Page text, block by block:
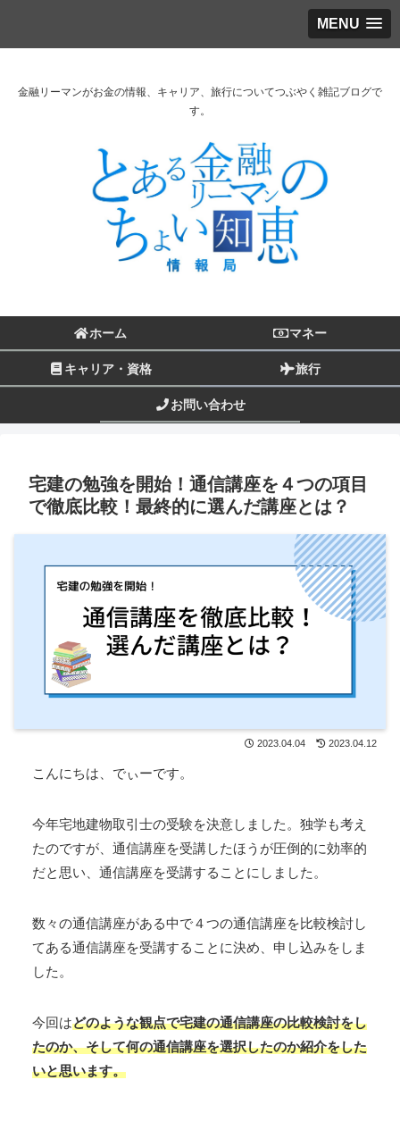
MENU
金融リーマンがお金の情報、キャリア、旅行についてつぶやく雑記ブログで
す。
ホーム マネー
キャリア・資格 旅行
お問い合わせ
宅建の勉強を開始！通信講座を４つの項目
で徹底比較！最終的に選んだ講座とは？
2023.04.04 2023.04.12
こんにちは、でぃーです。
今年宅地建物取引士の受験を決意しました。独学も考え
たのですが、通信講座を受講したほうが圧倒的に効率的
だと思い、通信講座を受講することにしました。
数々の通信講座がある中で４つの通信講座を比較検討し
てある通信講座を受講することに決め、申し込みをしま
した。
今回はどのような観点で宅建の通信講座の比較検討をし
たのか、そして何の通信講座を選択したのか紹介をした
いと思います。